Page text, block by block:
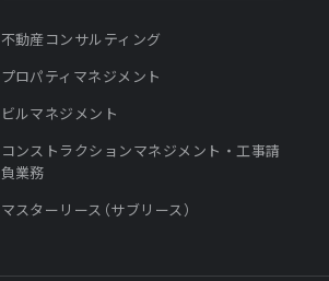
不動産コンサルティング
プロパティマネジメント
ビルマネジメント
コンストラクションマネジメント・工事請
負業務
マスターリース（サブリース）